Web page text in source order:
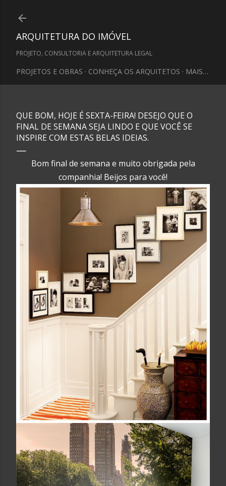
ARQUITETURA DO IMÓVEL
PROJETO, CONSULTORIA E ARQUITETURA LEGAL
PROJETOS E OBRAS CONHEÇA OS ARQUITETOS MAIS…
QUE BOM, HOJE É SEXTA-FEIRA! DESEJO QUE O
FINAL DE SEMANA SEJA LINDO E QUE VOCÊ SE
INSPIRE COM ESTAS BELAS IDEIAS.
Bom final de semana e muito obrigada pela
companhia! Beijos para você!